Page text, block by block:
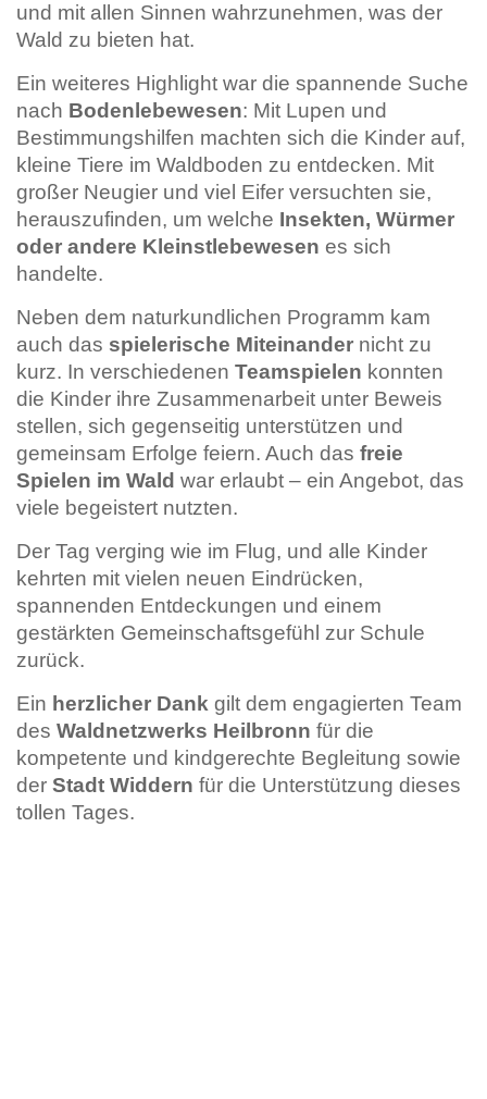
und mit allen Sinnen wahrzunehmen, was der
Wald zu bieten hat.
Ein weiteres Highlight war die spannende Suche
nach Bodenlebewesen: Mit Lupen und
Bestimmungshilfen machten sich die Kinder auf,
kleine Tiere im Waldboden zu entdecken. Mit
großer Neugier und viel Eifer versuchten sie,
herauszufinden, um welche Insekten, Würmer
oder andere Kleinstlebewesen es sich
handelte.
Neben dem naturkundlichen Programm kam
auch das spielerische Miteinander nicht zu
kurz. In verschiedenen Teamspielen konnten
die Kinder ihre Zusammenarbeit unter Beweis
stellen, sich gegenseitig unterstützen und
gemeinsam Erfolge feiern. Auch das freie
Spielen im Wald war erlaubt – ein Angebot, das
viele begeistert nutzten.
Der Tag verging wie im Flug, und alle Kinder
kehrten mit vielen neuen Eindrücken,
spannenden Entdeckungen und einem
gestärkten Gemeinschaftsgefühl zur Schule
zurück.
Ein herzlicher Dank gilt dem engagierten Team
des Waldnetzwerks Heilbronn für die
kompetente und kindgerechte Begleitung sowie
der Stadt Widdern für die Unterstützung dieses
tollen Tages.